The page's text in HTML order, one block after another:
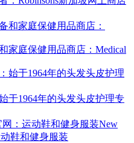
家庭保健用品商店：Medical
于1964年的头发头皮护理专
New
鞋和健身服装